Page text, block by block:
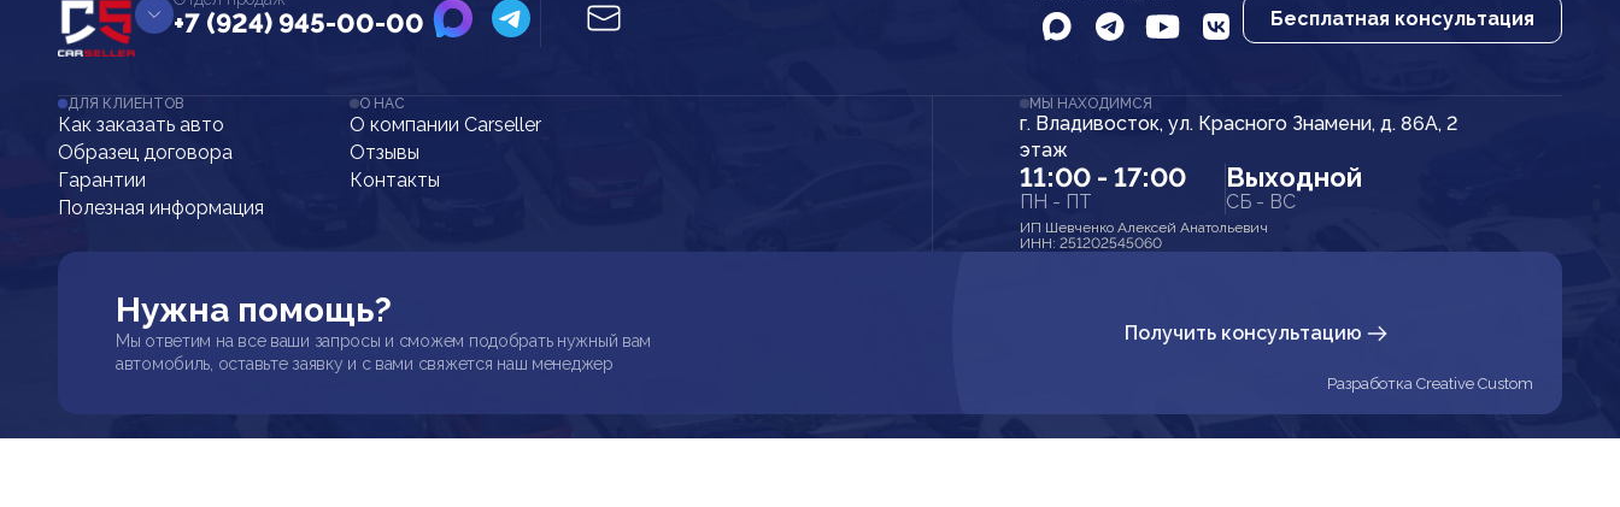
+7 (924) 945-00-00 Бесплатная консультация
ДЛЯ КЛИЕНТОВ
Как заказать авто
Образец договора
Гарантии
Полезная информация
О НАС
О компании Carseller
Отзывы
Контакты
МЫ НАХОДИМСЯ
г. Владивосток, ул. Красного Знамени, д. 86А, 2
этаж
11:00 - 17:00
ПН - ПТ
Выходной
СБ - ВС
ИП Шевченко Алексей Анатольевич
ИНН: 251202545060
Нужна помощь?
Мы ответим на все ваши запросы и сможем подобрать нужный вам
автомобиль, оставьте заявку и с вами свяжется наш менеджер
Получить консультацию
Разработка Creative Custom